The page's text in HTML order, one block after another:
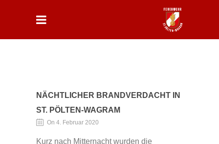
NÄCHTLICHER BRANDVERDACHT IN
ST. PÖLTEN-WAGRAM
On 4. Februar 2020
Kurz nach Mitternacht wurden die